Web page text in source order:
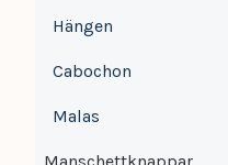
Hängen
Cabochon
Malas